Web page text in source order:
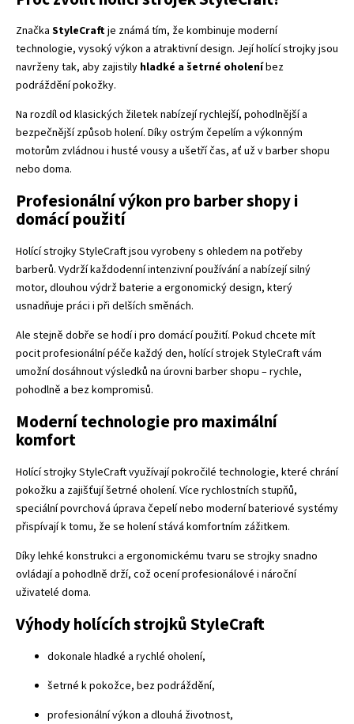
Značka StyleCraftje známá tím, že kombinuje moderní
technologie, vysoký výkon a atraktivní design. Její holící strojky jsou
navrženy tak, aby zajistily hladké a šetrné oholeníbez
podráždění pokožky.
Na rozdíl od klasických žiletek nabízejí rychlejší, pohodlnější a
bezpečnější způsob holení. Díky ostrým čepelím a výkonným
motorům zvládnou i husté vousy a ušetří čas, ať už v barber shopu
nebo doma.
Profesionální výkon pro barber shopy i
domácí použití
Holící strojky StyleCraft jsou vyrobeny s ohledem na potřeby
barberů. Vydrží každodenní intenzivní používání a nabízejí silný
motor, dlouhou výdrž baterie a ergonomický design, který
usnadňuje práci i při delších směnách.
Ale stejně dobře se hodí i pro domácí použití. Pokud chcete mít
pocit profesionální péče každý den, holící strojek StyleCraft vám
umožní dosáhnout výsledků na úrovni barber shopu – rychle,
pohodlně a bez kompromisů.
Moderní technologie pro maximální
komfort
Holící strojky StyleCraft využívají pokročilé technologie, které chrání
pokožku a zajišťují šetrné oholení. Více rychlostních stupňů,
speciální povrchová úprava čepelí nebo moderní bateriové systémy
přispívají k tomu, že se holení stává komfortním zážitkem.
Díky lehké konstrukci a ergonomickému tvaru se strojky snadno
ovládají a pohodlně drží, což ocení profesionálové i nároční
uživatelé doma.
Výhody holících strojků StyleCraft
dokonale hladké a rychlé oholení,
šetrné k pokožce, bez podráždění,
profesionální výkon a dlouhá životnost,